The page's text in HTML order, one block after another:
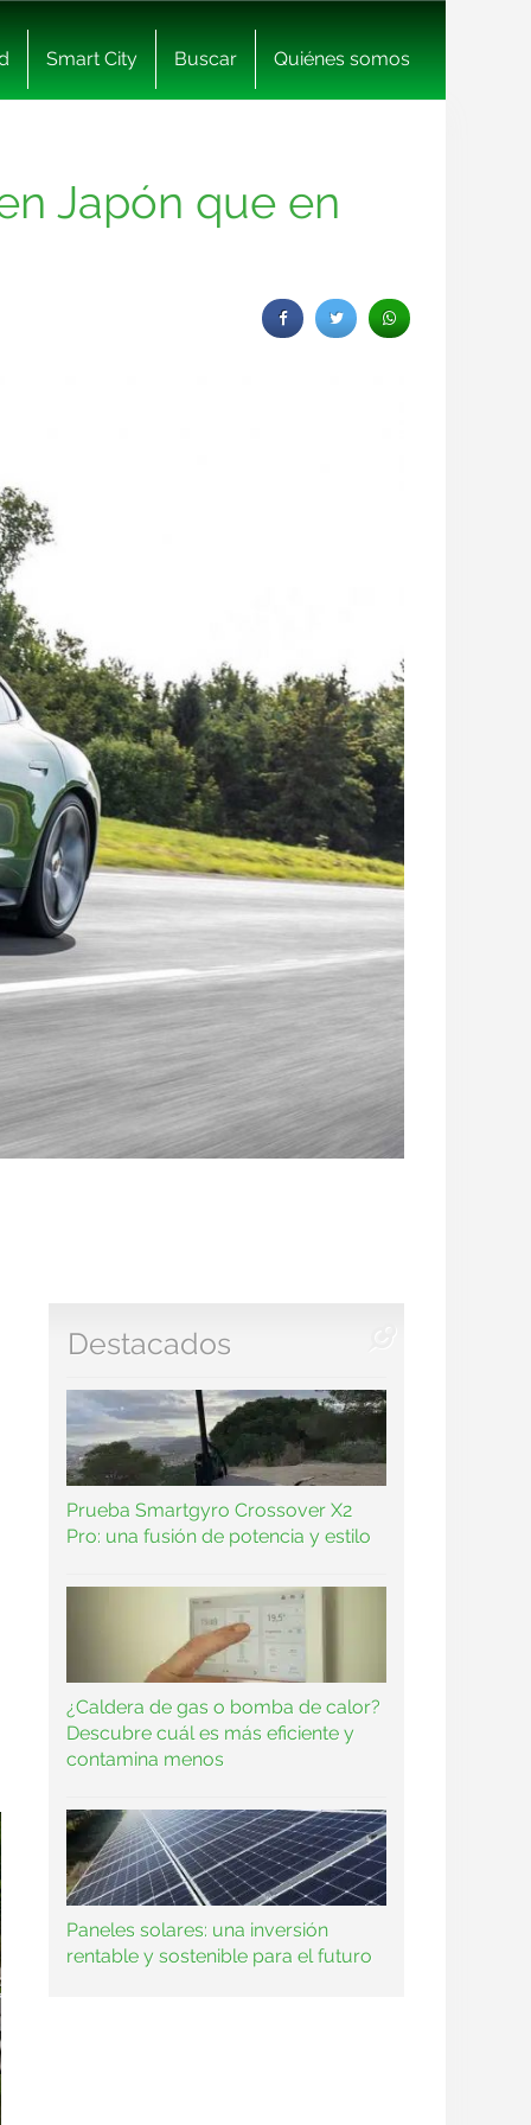
Smart City Buscar Quiénes somos
Japón que en
Destacados
Prueba Smartgyro Crossover X2
Pro: una fusión de potencia y estilo
¿Caldera de gas o bomba de calor?
Descubre cuál es más eficiente y
contamina menos
Paneles solares: una inversión
rentable y sostenible para el futuro